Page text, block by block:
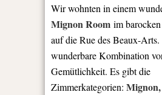
Wir wohnten in einem
Mignon Room im
auf die Rue des Beaux-
wunderbare Kombination
Gemütlichkeit. Es gibt die
Zimmerkategorien: